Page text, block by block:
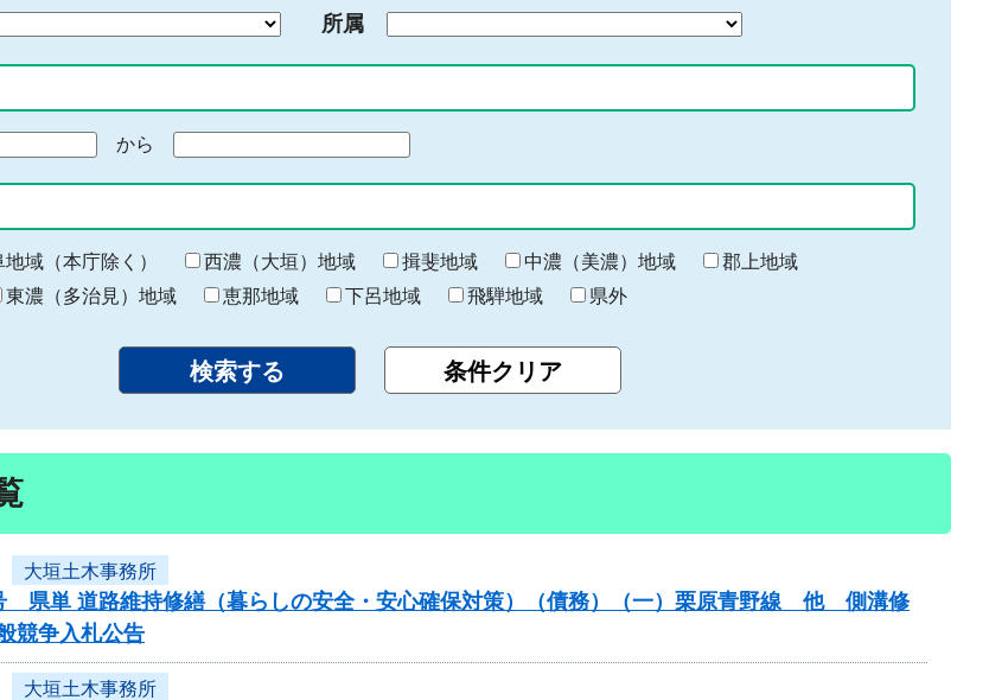
入
力
所属
から
終
わ
り
地域（本庁除く） 西濃（大垣）地域 揖斐地域 中濃（美濃）地域
郡上地域
東濃（多治見）地域 恵那地域 下呂地域 飛騨地域 県外
大垣土木事務所
県単 道路維持修繕（暮らしの安全・安心確保対策）（債務）（一）栗原青野線 他 側溝修
競争入札公告
大垣土木事務所